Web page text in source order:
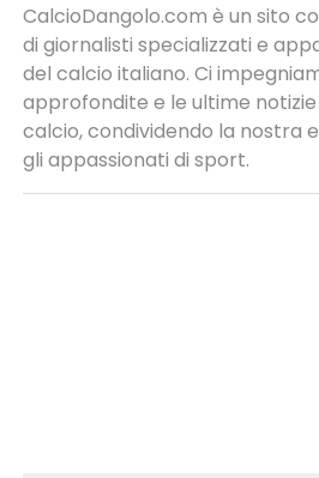
CalcioDangolo.com è un sito
di giornalisti specializzati e
del calcio italiano. Ci
approfondite e le ultime
calcio, condividendo la nostra
gli appassionati di sport.